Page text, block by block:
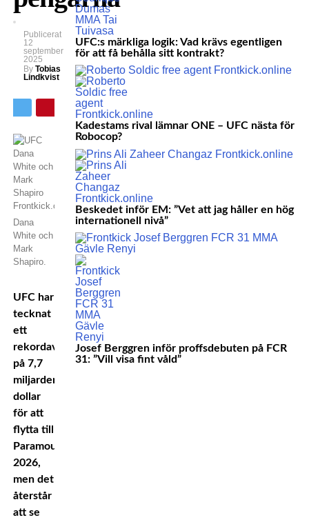
Publicerat
12
september
2025
By Tobias
Lindkvist
Dana
White och
Mark
Shapiro.
UFC har
tecknat
ett
rekordavtal
på 7,7
miljarder
dollar
för att
flytta till
Paramount
2026,
men det
återstår
att se
UFC:s märkliga logik: Vad krävs egentligen
för att få behålla sitt kontrakt?
Kadestams rival lämnar ONE – UFC nästa för
Robocop?
Beskedet inför EM: ”Vet att jag håller en hög
internationell nivå”
Josef Berggren inför proffsdebuten på FCR
31: ”Vill visa fint våld”